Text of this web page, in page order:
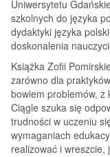
Uniwersytetu
szkolnych do języka
dydaktyki języka
doskonalenia
Książka Zofii
zarówno dla
bowiem problemów, z
Ciągle szuka się
trudności w uczeniu
wymaganiach
realizować i